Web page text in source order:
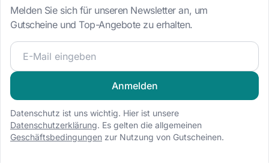
Britische Jungferninseln
Beliebte Ziele
Athen
Miami
Palermo
Melden Sie sich für unseren Newsletter an, um
Gutscheine und Top-Angebote zu erhalten.
Werden Sie Teil unserer Segelcommunity und erhalten
Anmelden
Datenschutz ist uns wichtig. Hier ist unsere
Datenschutzerklärung. Es gelten die allgemeinen
Geschäftsbedingungen zur Nutzung von Gutscheinen.